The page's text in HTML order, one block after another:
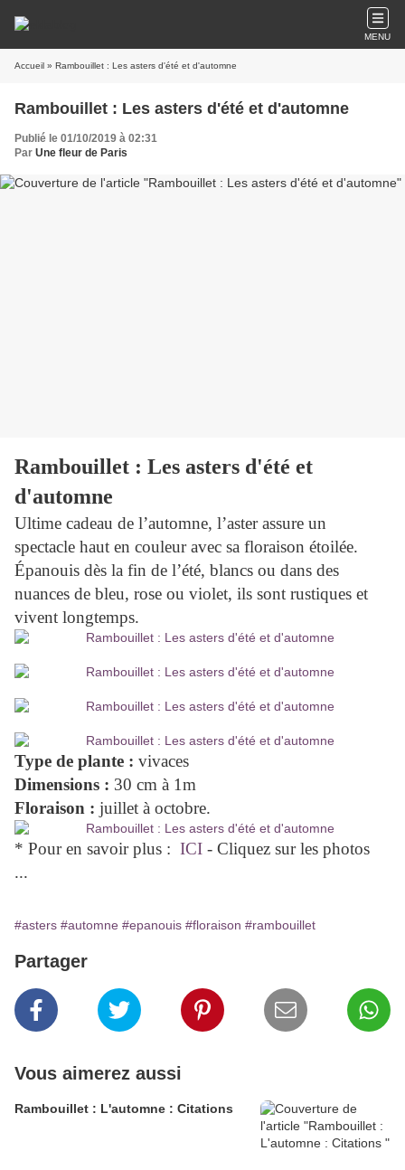
MENU
Accueil » Rambouillet : Les asters d'été et d'automne
Rambouillet : Les asters d'été et d'automne
Publié le 01/10/2019 à 02:31
Par Une fleur de Paris
Rambouillet : Les asters d'été et
d'automne
Ultime cadeau de l’automne, l’aster assure un
spectacle haut en couleur avec sa floraison étoilée.
Épanouis dès la fin de l’été, blancs ou dans des
nuances de bleu, rose ou violet, ils sont rustiques et
vivent longtemps.
Type de plante : vivaces
Dimensions : 30 cm à 1m
Floraison : juillet à octobre.
* Pour en savoir plus : ICI - Cliquez sur les photos
...
#asters #automne #epanouis #floraison #rambouillet
Partager
Vous aimerez aussi
Rambouillet : L'automne : Citations